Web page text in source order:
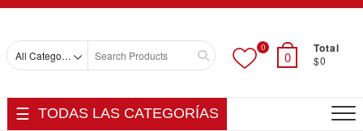
Skip
content
Search
0
0
Total
$0
TODAS LAS CATEGORÍAS